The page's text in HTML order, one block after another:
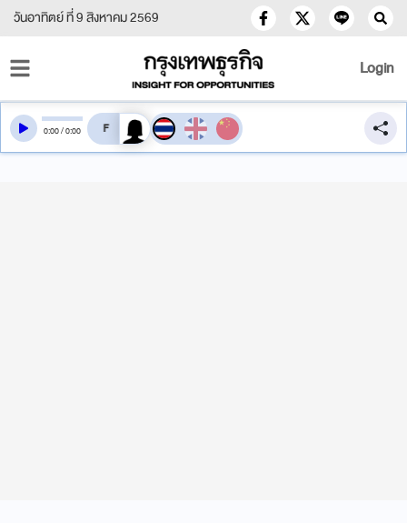
วันอาทิตย์ ที่ 9 สิงหาคม 2569
Login
0:00/0:00 สลับเสียงอ่าน